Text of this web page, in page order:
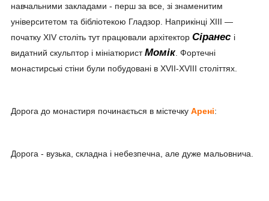
навчальними закладами - перш за все, зі знаменитим
університетом та бібліотекою Гладзор. Наприкінці XIII —
початку XIV століть тут працювали архітектор Сіранес і
видатний скульптор і мініатюристМомік . Фортечні
монастирські стіни були побудовані в XVII-XVIII століттях.
Дорога до монастиря починається в містечку Арені:
Дорога - вузька, складна і небезпечна, але дуже мальовнича.